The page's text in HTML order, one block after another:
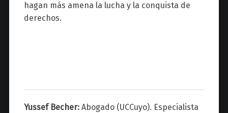
hagan más amena la lucha y la conquista de
derechos.
Yussef Becher: Abogado (UCCuyo). Especialista